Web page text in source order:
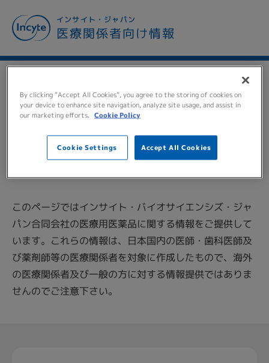
ン
インサイト・ジャパン
医療関係者向け情報
TO ALL MEDICAL
PERSONNEL医療関係者の
皆様へ
このページではインサイト・バイオサイエンシズ・ジャ
パン合同会社の医療用医薬品に関する情報をご提供して
います。これらの情報は、日本国内の医師・歯科医師及
び薬剤師等の医療関係者を対象に作成したもので、海外
の医療関係者及び一般の方に対する情報提供ではありま
せんのでご注意下さい。
By clicking “Accept All Cookies”, you agree to the storing of cookies on
your device to enhance site navigation, analyze site usage, and assist in
our marketing efforts. Cookie Policy
Cookie Settings Accept All Cookies